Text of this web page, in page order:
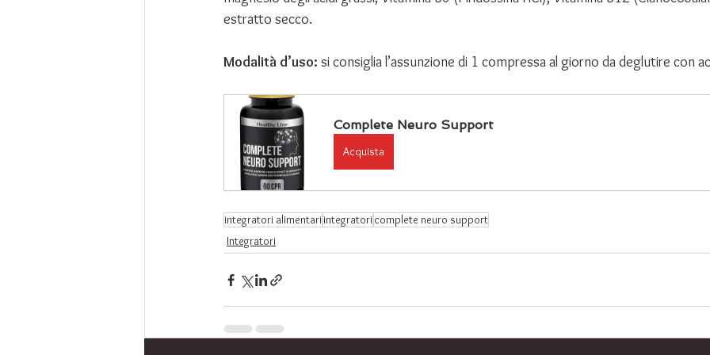
estratto secco.
Modalità d’uso: si consiglia l’assunzione di 1 compressa al giorno da deglutire con
Complete Neuro Support
Acquista
integratori alimentariintegratoricomplete neuro support
Integratori